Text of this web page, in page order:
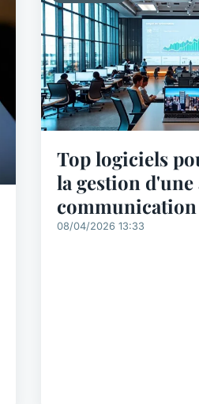
Top logiciels
la gestion d'une
communication
08/04/2026 13:33